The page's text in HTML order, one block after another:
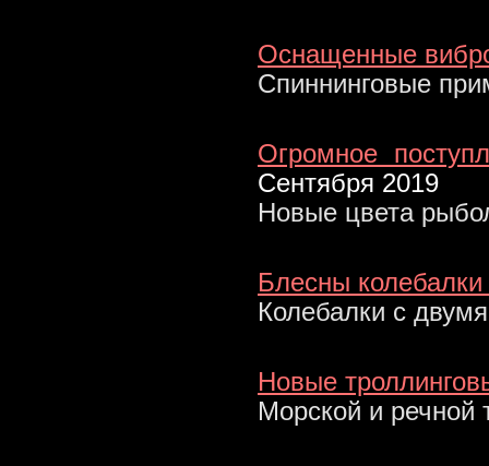
Оснащенные
Спиннинговые
Огромное
Сентября 2019
Новые цвета
Блесны
Колебалки с
Новые
Морской и речной